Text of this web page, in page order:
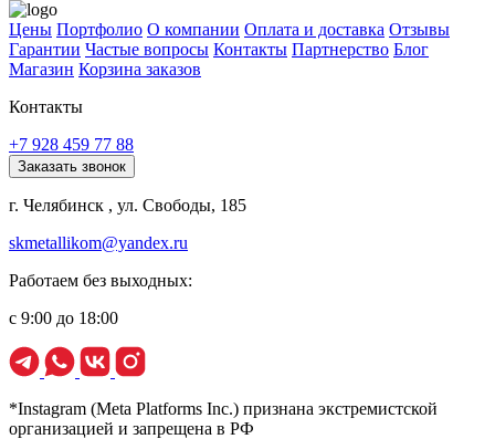
Цены Портфолио О компании Оплата и доставка Отзывы
Гарантии Частые вопросы Контакты Партнерство Блог
Магазин Корзина заказов
Контакты
+7 928 459 77 88
Заказать звонок
г. Челябинск , ул. Свободы, 185
skmetallikom@yandex.ru
Работаем без выходных:
с 9:00 до 18:00
*Instagram (Meta Platforms Inc.) признана экстремистской
организацией и запрещена в РФ